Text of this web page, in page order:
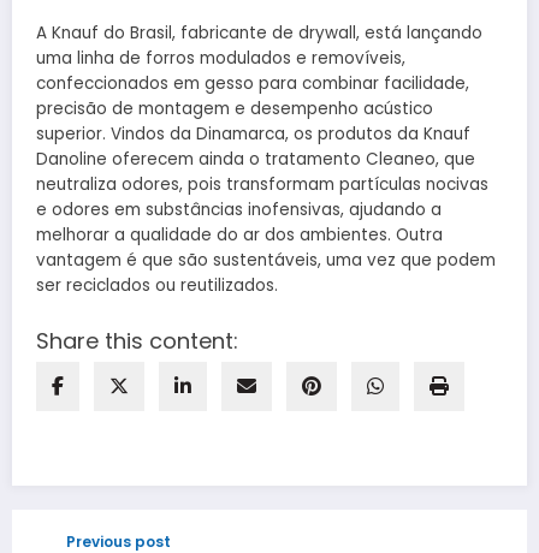
A Knauf do Brasil, fabricante de drywall, está lançando
uma linha de forros modulados e removíveis,
confeccionados em gesso para combinar facilidade,
precisão de montagem e desempenho acústico
superior. Vindos da Dinamarca, os produtos da Knauf
Danoline oferecem ainda o tratamento Cleaneo, que
neutraliza odores, pois transformam partículas nocivas
e odores em substâncias inofensivas, ajudando a
melhorar a qualidade do ar dos ambientes. Outra
vantagem é que são sustentáveis, uma vez que podem
ser reciclados ou reutilizados.
Share this content:
Previous post